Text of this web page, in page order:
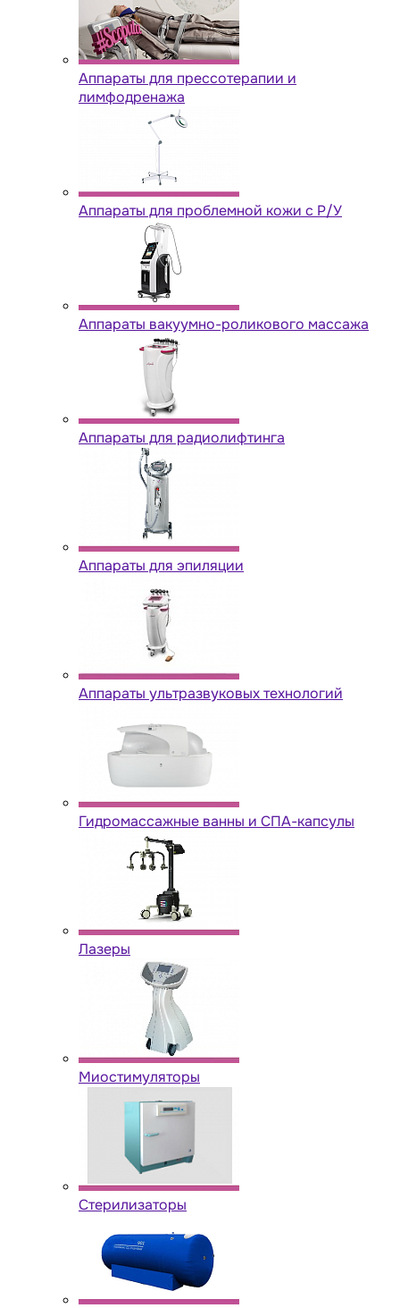
Аппараты для прессотерапии и
лимфодренажа
Аппараты для проблемной кожи с Р/У
Аппараты вакуумно-роликового массажа
Аппараты для радиолифтинга
Аппараты для эпиляции
Аппараты ультразвуковых технологий
Гидромассажные ванны и СПА-капсулы
Лазеры
Миостимуляторы
Стерилизаторы